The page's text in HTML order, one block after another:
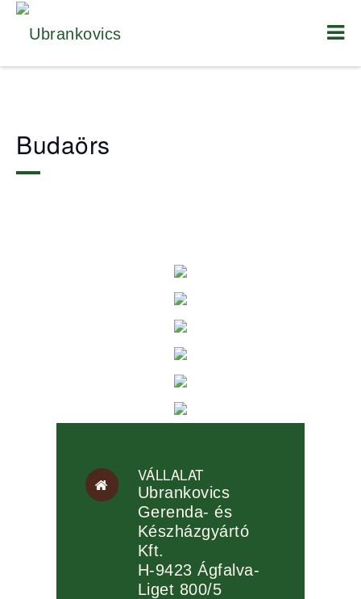
Budaörs
VÁLLALAT
Ubrankovics
Gerenda- és
Készházgyártó
Kft.
H-9423 Ágfalva-
Liget 800/5